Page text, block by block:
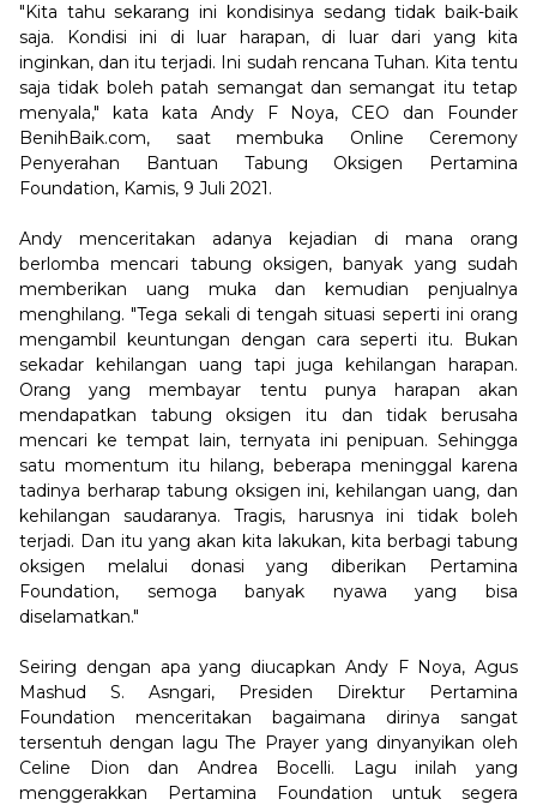
"Kita tahu sekarang ini kondisinya sedang tidak baik-baik
saja. Kondisi ini di luar harapan, di luar dari yang kita
inginkan, dan itu terjadi. Ini sudah rencana Tuhan. Kita tentu
saja tidak boleh patah semangat dan semangat itu tetap
menyala," kata kata Andy F Noya, CEO dan Founder
BenihBaik.com, saat membuka Online Ceremony
Penyerahan Bantuan Tabung Oksigen Pertamina
Foundation, Kamis, 9 Juli 2021.
Andy menceritakan adanya kejadian di mana orang
berlomba mencari tabung oksigen, banyak yang sudah
memberikan uang muka dan kemudian penjualnya
menghilang. "Tega sekali di tengah situasi seperti ini orang
mengambil keuntungan dengan cara seperti itu. Bukan
sekadar kehilangan uang tapi juga kehilangan harapan.
Orang yang membayar tentu punya harapan akan
mendapatkan tabung oksigen itu dan tidak berusaha
mencari ke tempat lain, ternyata ini penipuan. Sehingga
satu momentum itu hilang, beberapa meninggal karena
tadinya berharap tabung oksigen ini, kehilangan uang, dan
kehilangan saudaranya. Tragis, harusnya ini tidak boleh
terjadi. Dan itu yang akan kita lakukan, kita berbagi tabung
oksigen melalui donasi yang diberikan Pertamina
Foundation, semoga banyak nyawa yang bisa
diselamatkan."
Seiring dengan apa yang diucapkan Andy F Noya, Agus
Mashud S. Asngari, Presiden Direktur Pertamina
Foundation menceritakan bagaimana dirinya sangat
tersentuh dengan lagu The Prayer yang dinyanyikan oleh
Celine Dion dan Andrea Bocelli. Lagu inilah yang
menggerakkan Pertamina Foundation untuk segera